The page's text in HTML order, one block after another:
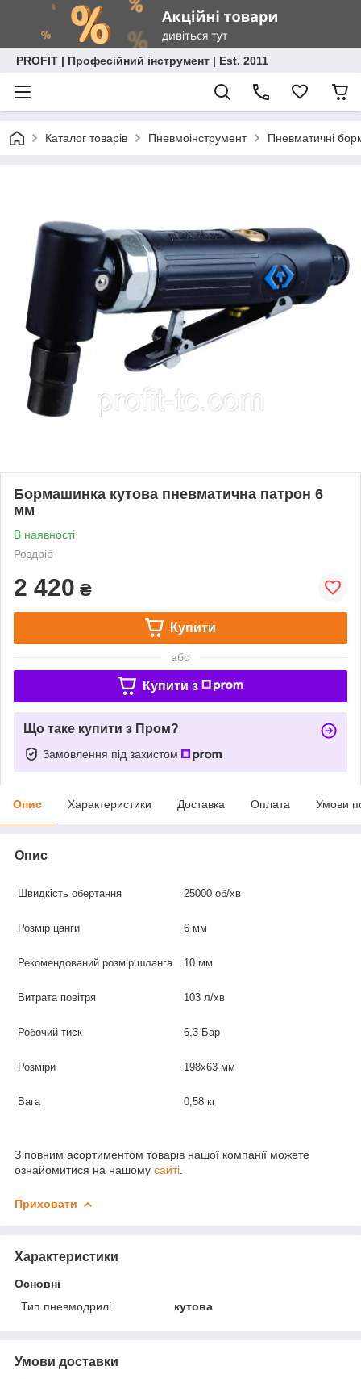
PROFIT | Професійний інструмент | Est. 2011
Каталог товарів Пневмоінструмент Пневматичні
Бормашинка кутова пневматична патрон 6
мм
В наявності
Роздріб
2 420 ₴
Купити
або
Купити з
Що таке купити з Пром?
Замовлення під захистом
Опис Характеристики Доставка Оплата Умови
Опис
Швидкість обертання 25000 об/хв
Розмір цанги 6 мм
Рекомендований розмір шланга 10 мм
Витрата повітря 103 л/хв
Робочий тиск 6,3 Бар
Розміри 198х63 мм
Вага 0,58 кг
З повним асортиментом товарів нашої компанії можете
ознайомитися на нашому сайті
Приховати
Характеристики
Основні
Тип пневмодрилі
кутова
Умови доставки